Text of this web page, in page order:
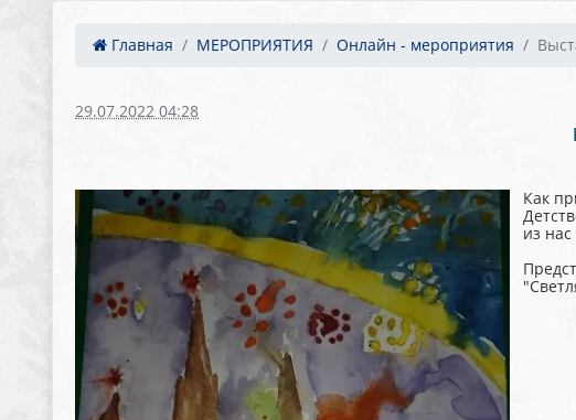
Главная МЕРОПРИЯТИЯ Онлайн - мероприятия
29.07.2022 04:28
Как
из